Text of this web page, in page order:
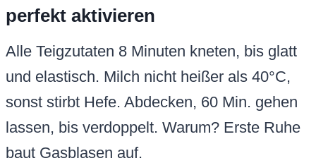
perfekt aktivieren
Alle Teigzutaten 8 Minuten kneten, bis glatt
und elastisch. Milch nicht heißer als 40°C,
sonst stirbt Hefe. Abdecken, 60 Min. gehen
lassen, bis verdoppelt. Warum? Erste Ruhe
baut Gasblasen auf.